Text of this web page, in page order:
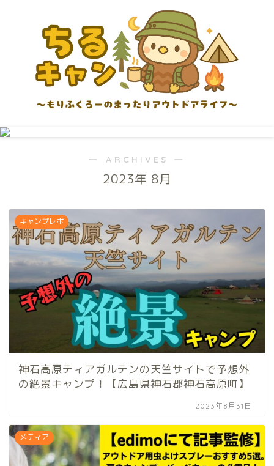
― ARCHIVES ―
2023年 8月
キャンプレポ
神石高原ティアガルテンの天竺サイトで予想外
の絶景キャンプ！【広島県神石郡神石高原町】
2023年8月31日
メディア